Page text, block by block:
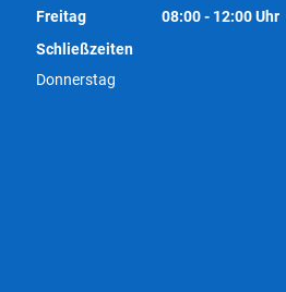
Von 14:00 bis
Freitag 08:00- 12:00Uhr
Schließzeiten
Donnerstag